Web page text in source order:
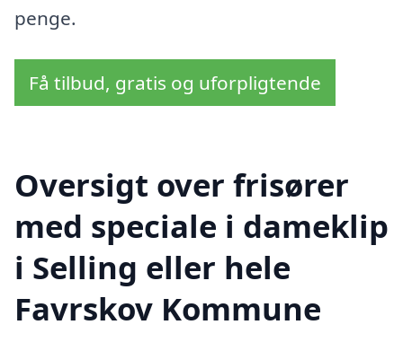
penge.
Få tilbud, gratis og uforpligtende
Oversigt over frisører
med speciale i dameklip
i Selling eller hele
Favrskov Kommune